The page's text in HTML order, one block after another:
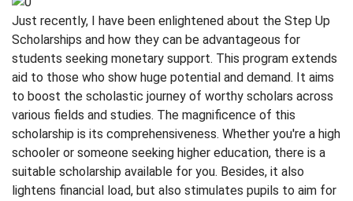
Just recently, I have been enlightened about the Step Up
Scholarships and how they can be advantageous for
students seeking monetary support. This program extends
aid to those who show huge potential and demand. It aims
to boost the scholastic journey of worthy scholars across
various fields and studies. The magnificence of this
scholarship is its comprehensiveness. Whether you're a high
schooler or someone seeking higher education, there is a
suitable scholarship available for you. Besides, it also
lightens financial load, but also stimulates pupils to aim for